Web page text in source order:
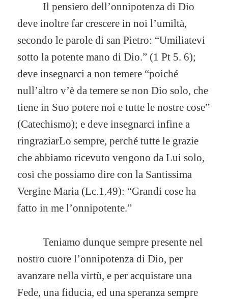
Il pensiero dell’onnipotenza di Dio
deve inoltre far crescere in noi l’umiltà,
secondo le parole di san Pietro: “Umiliatevi
sotto la potente mano di Dio.” (1 Pt 5. 6);
deve insegnarci a non temere “poiché
null’altro v’è da temere se non Dio solo, che
tiene in Suo potere noi e tutte le nostre cose”
(Catechismo); e deve insegnarci infine a
ringraziarLo sempre, perché tutte le grazie
che abbiamo ricevuto vengono da Lui solo,
così che possiamo dire con la Santissima
Vergine Maria (Lc.1.49): “Grandi cose ha
fatto in me l’onnipotente.”
Teniamo dunque sempre presente nel
nostro cuore l’onnipotenza di Dio, per
avanzare nella virtù, e per acquistare una
Fede, una fiducia, ed una speranza sempre